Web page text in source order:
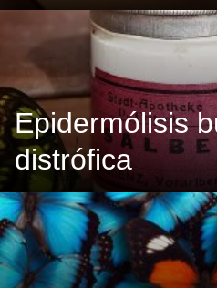
Epidermólisis
distrófica